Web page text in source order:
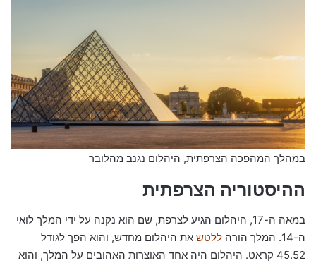
במהלך המהפכה הצרפתית, היהלום נגנב מהלובר
ההיסטוריה הצרפתית
במאה ה-17, היהלום הגיע לצרפת, שם הוא נקנה על ידי המלך לואי
ה-14. המלך הורה
ללטש את היהלום מחדש, והוא הפך לגודל
45.52 קראט. היהלום היה אחד האוצרות האהובים על המלך, והוא